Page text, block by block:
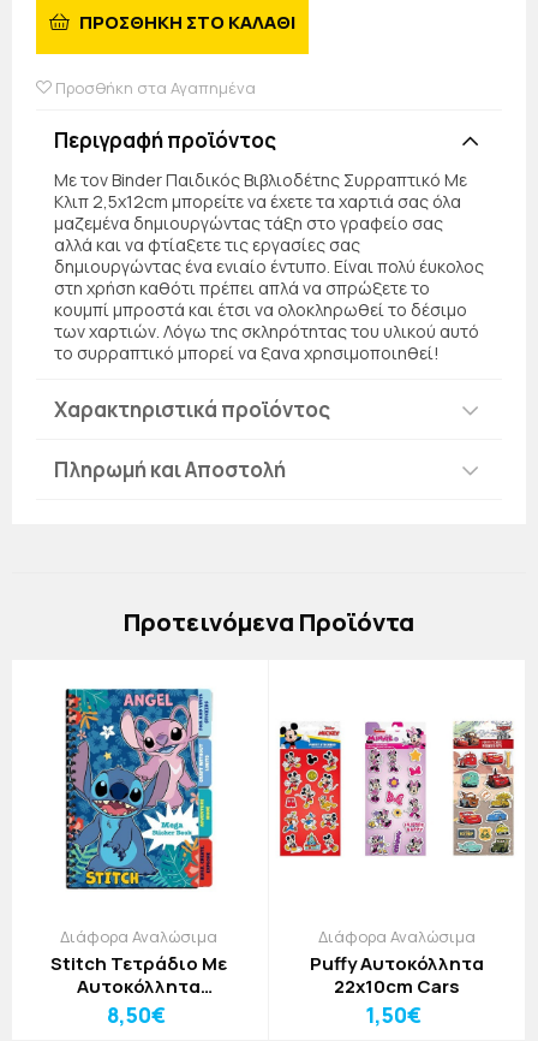
ΠΡΟΣΘΗΚΗ ΣΤΟ ΚΑΛΑΘΙ
Προσθήκη στα Αγαπημένα
Περιγραφή προϊόντος
Με τον Binder Παιδικός Βιβλιοδέτης Συρραπτικό Με
Κλιπ 2,5x12cm μπορείτε να έχετε τα χαρτιά σας όλα
μαζεμένα δημιουργώντας τάξη στο γραφείο σας
αλλά και να φτίαξετε τις εργασίες σας
δημιουργώντας ένα ενιαίο έντυπο. Είναι πολύ έυκολος
στη χρήση καθότι πρέπει απλά να σπρώξετε το
κουμπί μπροστά και έτσι να ολοκληρωθεί το δέσιμο
των χαρτιών. Λόγω της σκληρότητας του υλικού αυτό
το συρραπτικό μπορεί να ξανα χρησιμοποιηθεί!
Χαρακτηριστικά προϊόντος
Πληρωμή και Αποστολή
Πρoτεινόμενα Προϊόντα
Διάφορα Αναλώσιμα
Stitch Τετράδιο Με
Αυτοκόλλητα
13,2x20,3cm Lilo&Stitch
8,50€
Διάφορα Αναλώσιμα
Puffy Αυτοκόλλητα
22x10cm Cars
1,50€